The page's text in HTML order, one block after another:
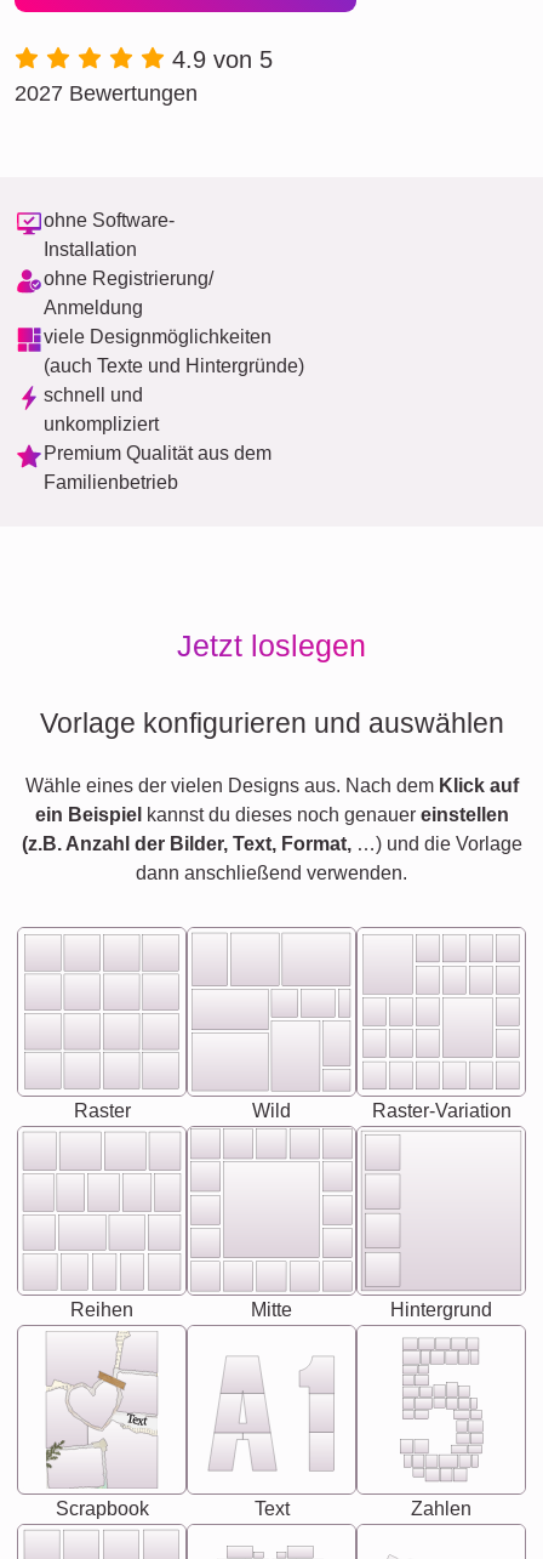
4.9 von 5
2027 Bewertungen
ohne Software-
Installation
ohne Registrierung/
Anmeldung
viele Designmöglichkeiten
(auch Texte und Hintergründe)
schnell und
unkompliziert
Premium Qualität aus dem
Familienbetrieb
Jetzt loslegen
Vorlage konfigurieren und auswählen
Wähle eines der vielen Designs aus. Nach dem Klick auf
ein Beispiel kannst du dieses noch genauer einstellen
(z.B. Anzahl der Bilder, Text, Format,…) und die Vorlage
dann anschließend verwenden.
Raster Wild Raster-Variation
Reihen Mitte Hintergrund
Text
Scrapbook Text Zahlen